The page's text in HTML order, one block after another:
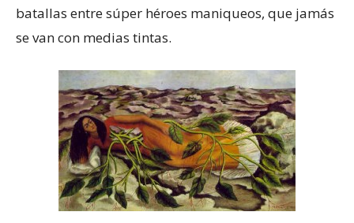
batallas entre súper héroes maniqueos, que jamás
se van con medias tintas.